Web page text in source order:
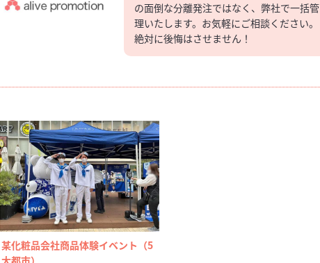
の面倒な分離発注ではなく、弊社で一括管
理いたします。お気軽にご相談ください。
絶対に後悔はさせません！
某化粧品会社商品体験イベント（5
大都市）